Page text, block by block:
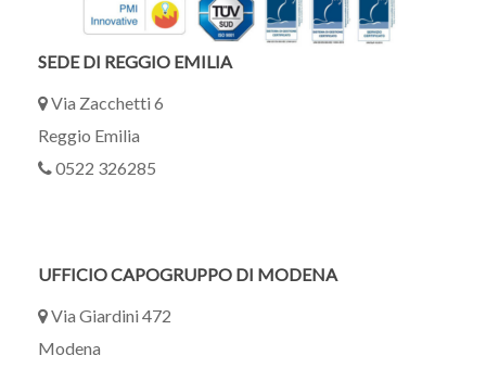
SEDE DI REGGIO EMILIA
Via Zacchetti 6
Reggio Emilia
0522 326285
UFFICIO CAPOGRUPPO DI MODENA
Via Giardini 472
Modena